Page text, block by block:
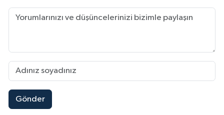
Gönder